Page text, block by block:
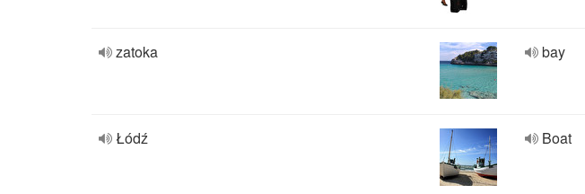
zatoka bay
Łódź Boat